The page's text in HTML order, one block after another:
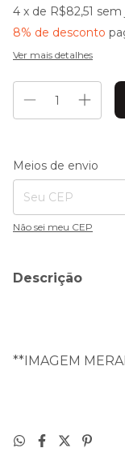
4 x de R$82,51 sem
8% de desconto
Ver mais detalhes
Entregas para o CEP:
Meios de envio
Não sei meu CEP
Descrição
**IMAGEM